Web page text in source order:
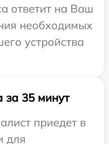
ответит на Ваш
необходимых
устройства
за 35 минут
приедет в
для